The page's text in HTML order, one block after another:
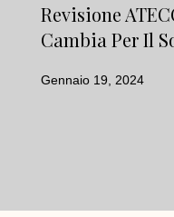
Revisione
Cambia Per Il
Gennaio 19, 2024